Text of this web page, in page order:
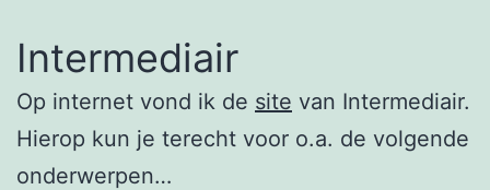
Intermediair
Op internet vond ik de site van Intermediair.
Hierop kun je terecht voor o.a. de volgende
onderwerpen…